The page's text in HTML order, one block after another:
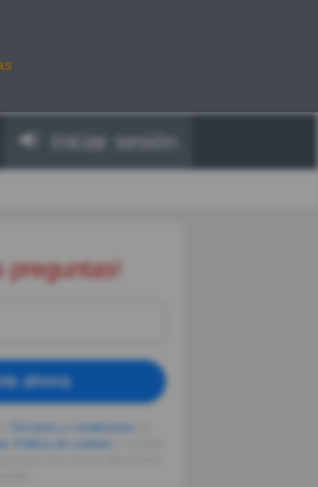
Iniciar sesión
preguntas!
ahora